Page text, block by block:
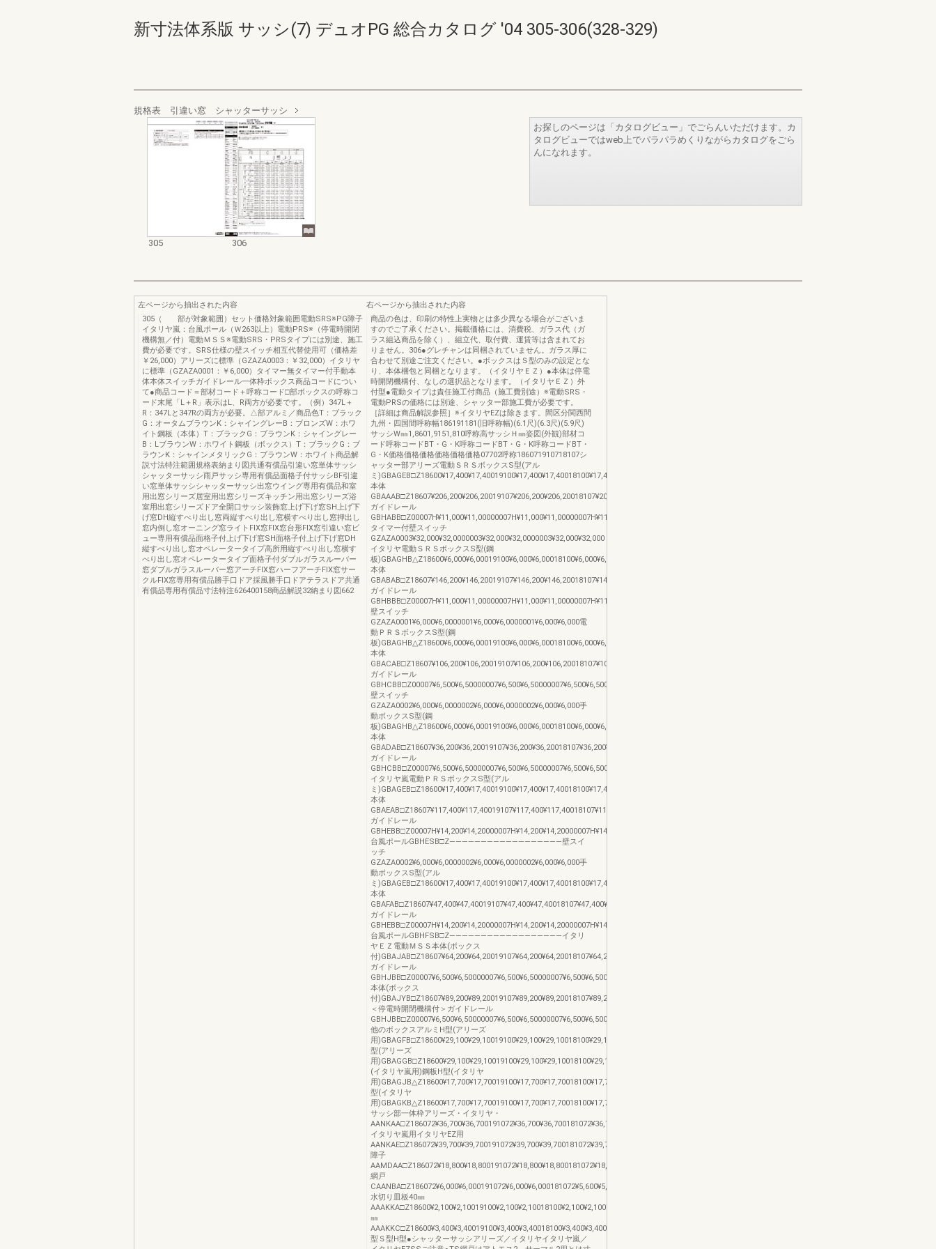
新寸法体系版 サッシ(7) デュオPG 総合カタログ '04 305-306(328-329)
規格表 引違い窓 シャッターサッシ
305 306
お探しのページは「カタログビュー」でごらんいただけます。カ
タログビューではweb上でパラパラめくりながらカタログをごら
んになれます。
左ページから抽出された内容
305（ 部が対象範囲）セット価格対象範囲電動SRS※PG障子
イタリヤ嵐：台風ポール（Ｗ263以上）電動PRS※（停電時開閉
機構無／付）電動ＭＳＳ※電動SRS・PRSタイプには別途、施工
費が必要です。SRS仕様の壁スイッチ相互代替使用可（価格差
￥26,000）アリーズに標準（GZAZA0003：￥32,000）イタリヤ
に標準（GZAZA0001：￥6,000）タイマー無タイマー付手動本
体本体スイッチガイドレール一体枠ボックス商品コードについ
て●商品コード＝部材コード＋呼称コード□部ボックスの呼称コ
ード末尾「L＋R」表示はL、R両方が必要です。（例）347L＋
R：347Lと347Rの両方が必要。△部アルミ／商品色T：ブラック
G：オータムブラウンK：シャイングレーB：ブロンズW：ホワ
イト鋼板（本体）T：ブラックG：ブラウンK：シャイングレー
B：LブラウンW：ホワイト鋼板（ボックス）T：ブラックG：ブ
ラウンK：シャインメタリックG：ブラウンW：ホワイト商品解
説寸法特注範囲規格表納まり図共通有償品引違い窓単体サッシ
シャッターサッシ雨戸サッシ専用有償品面格子付サッシBF引違
い窓単体サッシシャッターサッシ出窓ウイング専用有償品和室
用出窓シリーズ居室用出窓シリーズキッチン用出窓シリーズ浴
室用出窓シリーズドア全開口サッシ装飾窓上げ下げ窓SH上げ下
げ窓DH縦すべり出し窓両縦すべり出し窓横すべり出し窓押出し
窓内倒し窓オーニング窓ライトFIX窓FIX窓台形FIX窓引違い窓ビ
ュー専用有償品面格子付上げ下げ窓SH面格子付上げ下げ窓DH
縦すべり出し窓オペレータータイプ高所用縦すべり出し窓横す
べり出し窓オペレータータイプ面格子付ダブルガラスルーバー
窓ダブルガラスルーバー窓アーチFIX窓ハーフアーチFIX窓サー
クルFIX窓専用有償品勝手口ドア採風勝手口ドアテラスドア共通
有償品専用有償品寸法特注626400158商品解説32納まり図662
右ページから抽出された内容
商品の色は、印刷の特性上実物とは多少異なる場合がございま
すのでご了承ください。掲載価格には、消費税、ガラス代（ガ
ラス組込商品を除く）、組立代、取付費、運賃等は含まれてお
りません。306●グレチャンは同梱されていません。ガラス厚に
合わせて別途ご注文ください。●ボックスはＳ型のみの設定とな
り、本体梱包と同梱となります。（イタリヤＥＺ）●本体は停電
時開閉機構付、なしの選択品となります。（イタリヤＥＺ）外
付型●電動タイプは責任施工付商品（施工費別途）※電動SRS・
電動PRSの価格には別途、シャッター部施工費が必要です。
［詳細は商品解説参照］※イタリヤEZは除きます。間区分関西間
九州・四国間呼称幅186191181(旧呼称幅)(6.1尺)(6.3尺)(5.9尺)
サッシW㎜1,8601,9151,810呼称高サッシＨ㎜姿図(外観)部材コ
ード呼称コードBT・G・K呼称コードBT・G・K呼称コードBT・
G・K価格価格価格価格価格価格07702呼称186071910718107シ
ャッター部アリーズ電動ＳＲＳボックスS型(アル
ミ)GBAGEB□Z18600¥17,400¥17,40019100¥17,400¥17,40018100¥17,400¥17,400
本体
GBAAAB□Z18607¥206,200¥206,20019107¥206,200¥206,20018107¥206,200¥206,200
ガイドレール
GBHABB□Z00007H¥11,000¥11,00000007H¥11,000¥11,00000007H¥11,000¥11,000
タイマー付壁スイッチ
GZAZA0003¥32,000¥32,0000003¥32,000¥32,0000003¥32,000¥32,000
イタリヤ電動ＳＲＳボックスS型(鋼
板)GBAGHB△Z18600¥6,000¥6,00019100¥6,000¥6,00018100¥6,000¥6,000
本体
GBABAB□Z18607¥146,200¥146,20019107¥146,200¥146,20018107¥146,200¥146,200
ガイドレール
GBHBBB□Z00007H¥11,000¥11,00000007H¥11,000¥11,00000007H¥11,000¥11,000
壁スイッチ
GZAZA0001¥6,000¥6,0000001¥6,000¥6,0000001¥6,000¥6,000電
動ＰＲＳボックスS型(鋼
板)GBAGHB△Z18600¥6,000¥6,00019100¥6,000¥6,00018100¥6,000¥6,000
本体
GBACAB□Z18607¥106,200¥106,20019107¥106,200¥106,20018107¥106,200¥106,200
ガイドレール
GBHCBB□Z00007¥6,500¥6,50000007¥6,500¥6,50000007¥6,500¥6,500
壁スイッチ
GZAZA0002¥6,000¥6,0000002¥6,000¥6,0000002¥6,000¥6,000手
動ボックスS型(鋼
板)GBAGHB△Z18600¥6,000¥6,00019100¥6,000¥6,00018100¥6,000¥6,000
本体
GBADAB□Z18607¥36,200¥36,20019107¥36,200¥36,20018107¥36,200¥36,200
ガイドレール
GBHCBB□Z00007¥6,500¥6,50000007¥6,500¥6,50000007¥6,500¥6,500
イタリヤ嵐電動ＰＲＳボックスS型(アル
ミ)GBAGEB□Z18600¥17,400¥17,40019100¥17,400¥17,40018100¥17,400¥17,400
本体
GBAEAB□Z18607¥117,400¥117,40019107¥117,400¥117,40018107¥117,400¥117,400
ガイドレール
GBHEBB□Z00007H¥14,200¥14,20000007H¥14,200¥14,20000007H¥14,200¥14,200
台風ポールGBHESB□Z――――――――――――――――――壁スイ
ッチ
GZAZA0002¥6,000¥6,0000002¥6,000¥6,0000002¥6,000¥6,000手
動ボックスS型(アル
ミ)GBAGEB□Z18600¥17,400¥17,40019100¥17,400¥17,40018100¥17,400¥17,400
本体
GBAFAB□Z18607¥47,400¥47,40019107¥47,400¥47,40018107¥47,400¥47,400
ガイドレール
GBHEBB□Z00007H¥14,200¥14,20000007H¥14,200¥14,20000007H¥14,200¥14,200
台風ポールGBHFSB□Z――――――――――――――――――イタリ
ヤＥＺ電動ＭＳＳ本体(ボックス
付)GBAJAB□Z18607¥64,200¥64,20019107¥64,200¥64,20018107¥64,200¥64,200
ガイドレール
GBHJBB□Z00007¥6,500¥6,50000007¥6,500¥6,50000007¥6,500¥6,500
本体(ボックス
付)GBAJYB□Z18607¥89,200¥89,20019107¥89,200¥89,20018107¥89,200¥89,200
＜停電時開閉機構付＞ガイドレール
GBHJBB□Z00007¥6,500¥6,50000007¥6,500¥6,50000007¥6,500¥6,500
他のボックスアルミH型(アリーズ
用)GBAGFB□Z18600¥29,100¥29,10019100¥29,100¥29,10018100¥29,100¥29,100D
型(アリーズ
用)GBAGGB□Z18600¥29,100¥29,10019100¥29,100¥29,10018100¥29,100¥29,100
(イタリヤ嵐用)鋼板H型(イタリヤ
用)GBAGJB△Z18600¥17,700¥17,70019100¥17,700¥17,70018100¥17,700¥17,700D
型(イタリヤ
用)GBAGKB△Z18600¥17,700¥17,70019100¥17,700¥17,70018100¥17,700¥17,700
サッシ部一体枠アリーズ・イタリヤ・
AANKAA□Z186072¥36,700¥36,700191072¥36,700¥36,700181072¥36,700¥36,700
イタリヤ嵐用イタリヤEZ用
AANKAE□Z186072¥39,700¥39,700191072¥39,700¥39,700181072¥39,700¥39,700PG
障子
AAMDAA□Z186072¥18,800¥18,800191072¥18,800¥18,800181072¥18,800¥18,800TS
網戸
CAANBA□Z186072¥6,000¥6,000191072¥6,000¥6,000181072¥5,600¥5,600
水切り皿板40㎜
AAAKKA□Z18600¥2,100¥2,10019100¥2,100¥2,10018100¥2,100¥2,10070
㎜
AAAKKC□Z18600¥3,400¥3,40019100¥3,400¥3,40018100¥3,400¥3,400D
型Ｓ型H型●シャッターサッシアリーズ／イタリヤイタリヤ嵐／